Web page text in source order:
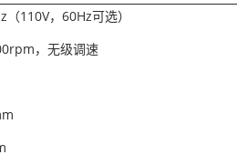
110V，60Hz可选）
，无级调速